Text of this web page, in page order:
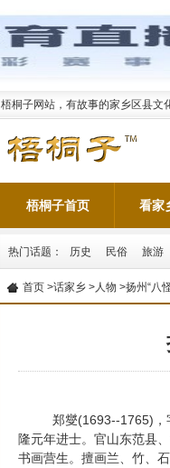
梧桐子网站，有故事的家乡区县文
梧桐子首页 看家
热门话题： 历史 民俗 旅游
首页 >话家乡 >人物 >扬州“八
郑燮(1693--1765)，
隆元年进士。官山东范县
书画营生。擅画兰、竹、